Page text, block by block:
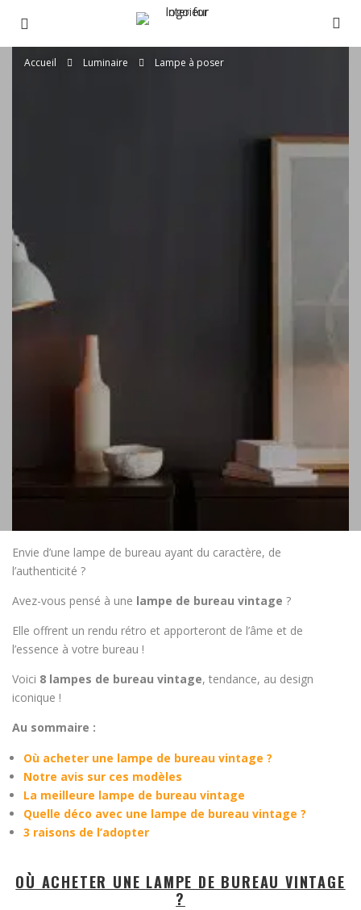
Accueil Luminaire Lampe à poser
Envie d’une lampe de bureau ayant du caractère, de
l’authenticité ?
Avez-vous pensé à une lampe de bureau vintage ?
Elle offrent un rendu rétro et apporteront de l’âme et de
l’essence à votre bureau !
Voici 8 lampes de bureau vintage, tendance, au design
iconique !
Au sommaire :
Où acheter une lampe de bureau vintage ?
Notre avis sur ces modèles
La meilleure lampe de bureau vintage
Quelle déco avec une lampe de bureau vintage ?
3 raisons de l’adopter
OÙ ACHETER UNE LAMPE DE BUREAU VINTAGE
?